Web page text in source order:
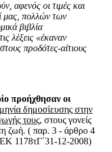
αφενός οι τιμές και
μας, πολλών των
βιβλία
λέξεις «έκαναν
προδότες-αίτιους
προήχθησαν οι
δημοσίευσης στην
τους, στους γονείς
ζωή. ( παρ. 3 - άρθρο 4
1178τΓ΄31-12-2008)